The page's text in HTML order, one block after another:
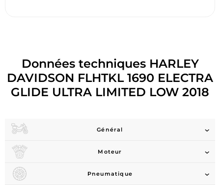
Données techniques HARLEY
DAVIDSON FLHTKL 1690 ELECTRA
GLIDE ULTRA LIMITED LOW 2018
Général
Moteur
Pneumatique